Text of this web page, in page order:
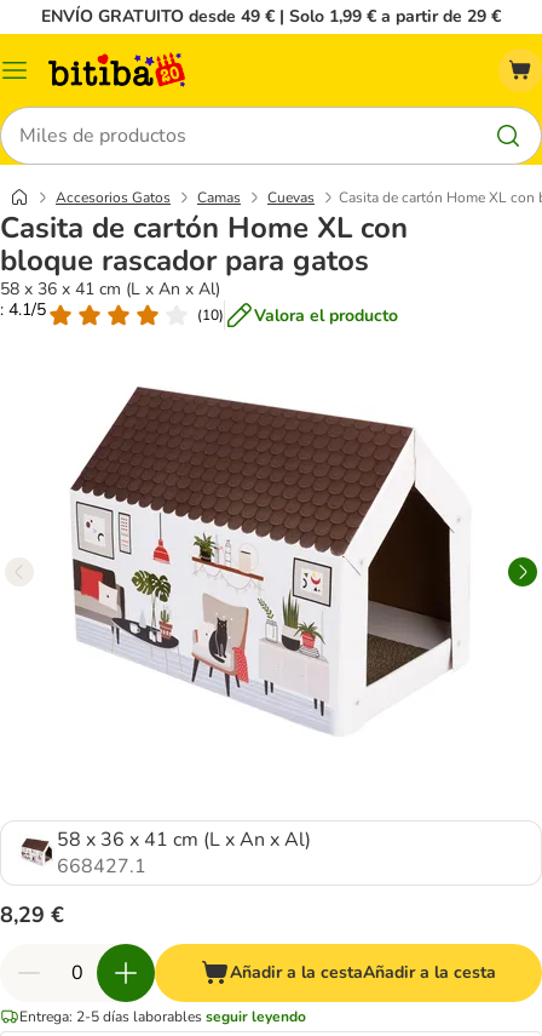
ENVÍO GRATUITO desde 49 € | Solo 1,99 € a partir de 29 €
Menú
Buscar
Accesorios Gatos Camas Cuevas Casita de cartón Home XL
Casita de cartón Home XL con
bloque rascador para gatos
58 x 36 x 41 cm (L x An x Al)
: 4.1/5
(10) Valora el producto
58 x 36 x 41 cm (L x An x Al)
668427.1
8,29 €
Añadir a la cestaAñadir a la cesta
Entrega: 2-5 días laborablesseguir leyendo